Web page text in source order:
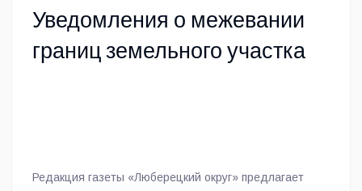
Уведомления о межевании
границ земельного участка
Редакция газеты «Люберецкий округ» предлагает